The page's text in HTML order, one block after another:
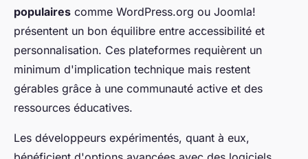
populaires comme WordPress.org ou Joomla!
présentent un bon équilibre entre accessibilité et
personnalisation. Ces plateformes requièrent un
minimum d'implication technique mais restent
gérables grâce à une communauté active et des
ressources éducatives.
Les développeurs expérimentés, quant à eux,